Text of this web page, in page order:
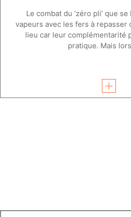
Le combat du ‘zéro pli’ que
vapeurs avec les fers à repasser
lieu car leur complémentarité
pratique. Mais